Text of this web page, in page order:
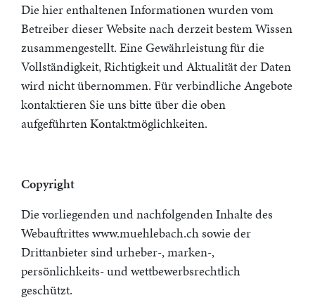
Die hier enthaltenen Informationen wurden vom
Betreiber dieser Website nach derzeit bestem Wissen
zusammengestellt. Eine Gewährleistung für die
Vollständigkeit, Richtigkeit und Aktualität der Daten
wird nicht übernommen. Für verbindliche Angebote
kontaktieren Sie uns bitte über die oben
aufgeführten Kontaktmöglichkeiten.
Copyright
Die vorliegenden und nachfolgenden Inhalte des
Webauftrittes www.muehlebach.ch sowie der
Drittanbieter sind urheber-, marken-,
persönlichkeits- und wettbewerbsrechtlich
geschützt.